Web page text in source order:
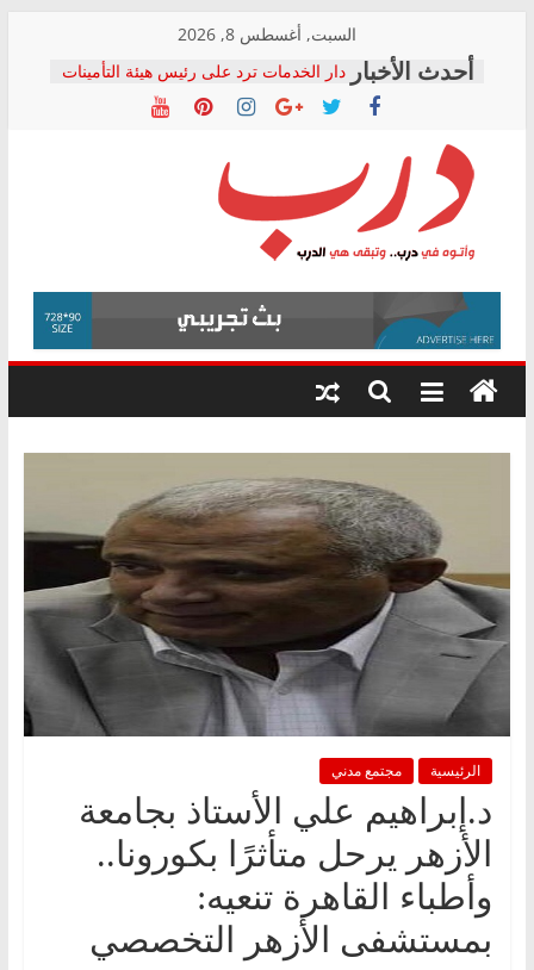
content
السبت, أغسطس 8, 2026
دار الخدمات ترد على رئيس هيئة التأمينات
بعد مؤتمره الصحفي: إنكار الأزمة لا ينهي
معاناة أصحاب المعاشات.. ونطالب بكشف
فرحات سليمان يكتب: القطاع الصحي إلى
أين؟
حزب التحالف الشعبي يطلق لجنة “الحق
في الصحة” بالإسكندرية لرصد الانتهاكات
ودعم المرضى
الوزاري لمدينة الصحفيين.. وانتهاء أعمال
إنشاء المبنى الإداري
المجلس القومي لحقوق الإنسان يعلن
متابعة قضية الدكتور محمد زهران.. ويؤكد:
قرينة البراءة وضمانات المحاكمة العادلة
درب
وأتوه
درب..
وتبقى
هي
الرئيسية مجتمع مدني
د.إبراهيم علي الأستاذ بجامعة
الأزهر يرحل متأثرًا بكورونا..
وأطباء القاهرة تنعيه:
بمستشفى الأزهر التخصصي